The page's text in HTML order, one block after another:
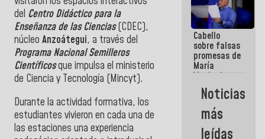
del Centro Didáctico para la
Enseñanza de las Ciencias(CDEC),
núcleo Anzoátegui, a través del
Programa Nacional Semilleros
Científicosque impulsa el ministerio
de Ciencia y Tecnología (Mincyt).
Durante la actividad formativa, los
estudiantes vivieron en cada una de
las estaciones una experiencia
es la
organización
política más
sólida de
Venezuela
Cabello
sobre falsas
promesas de
María
Machado:
¿Quién le
puede creer?
¿Y la gente
que ella iba
a salvar en
La Guaira?
Noticias
más
leídas